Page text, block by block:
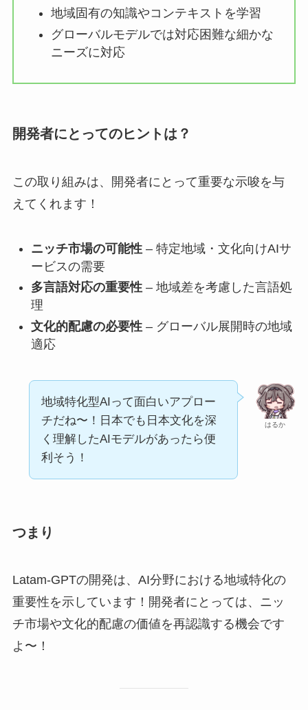
地域固有の知識やコンテキストを学習
グローバルモデルでは対応困難な細かな
ニーズに対応
開発者にとってのヒントは？
この取り組みは、開発者にとって重要な示唆を与
えてくれます！
ニッチ市場の可能性– 特定地域・文化向けAIサ
ービスの需要
多言語対応の重要性– 地域差を考慮した言語処
理
文化的配慮の必要性– グローバル展開時の地域
適応
はるか
地域特化型AIって面白いアプロー
チだね〜！日本でも日本文化を深
く理解したAIモデルがあったら便
利そう！
つまり
Latam-GPTの開発は、AI分野における地域特化の
重要性を示しています！開発者にとっては、ニッ
チ市場や文化的配慮の価値を再認識する機会です
よ〜！